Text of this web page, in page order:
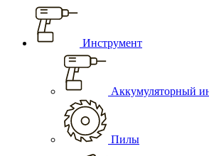
Инструмент
Аккумуляторный
Пилы